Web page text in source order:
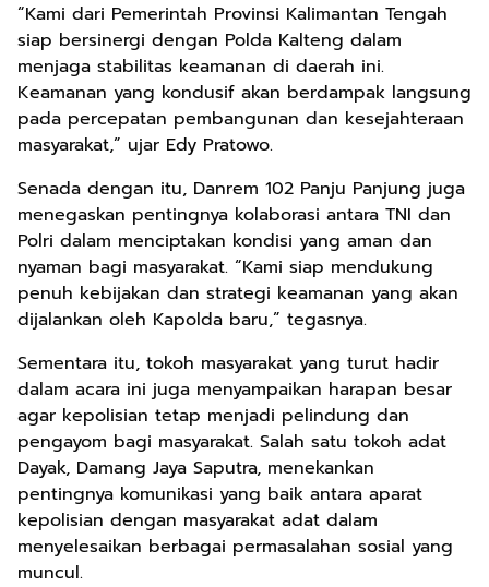
“Kami dari Pemerintah Provinsi Kalimantan Tengah
siap bersinergi dengan Polda Kalteng dalam
menjaga stabilitas keamanan di daerah ini.
Keamanan yang kondusif akan berdampak langsung
pada percepatan pembangunan dan kesejahteraan
masyarakat,” ujar Edy Pratowo.
Senada dengan itu, Danrem 102 Panju Panjung juga
menegaskan pentingnya kolaborasi antara TNI dan
Polri dalam menciptakan kondisi yang aman dan
nyaman bagi masyarakat. “Kami siap mendukung
penuh kebijakan dan strategi keamanan yang akan
dijalankan oleh Kapolda baru,” tegasnya.
Sementara itu, tokoh masyarakat yang turut hadir
dalam acara ini juga menyampaikan harapan besar
agar kepolisian tetap menjadi pelindung dan
pengayom bagi masyarakat. Salah satu tokoh adat
Dayak, Damang Jaya Saputra, menekankan
pentingnya komunikasi yang baik antara aparat
kepolisian dengan masyarakat adat dalam
menyelesaikan berbagai permasalahan sosial yang
muncul.